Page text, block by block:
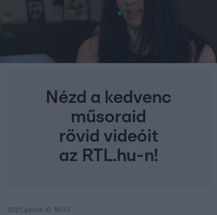
Nézd a kedvenc
műsoraid
rövid videóit
az RTL.hu-n!
2021. június 10. 16:03